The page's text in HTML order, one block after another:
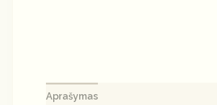
Aprašymas